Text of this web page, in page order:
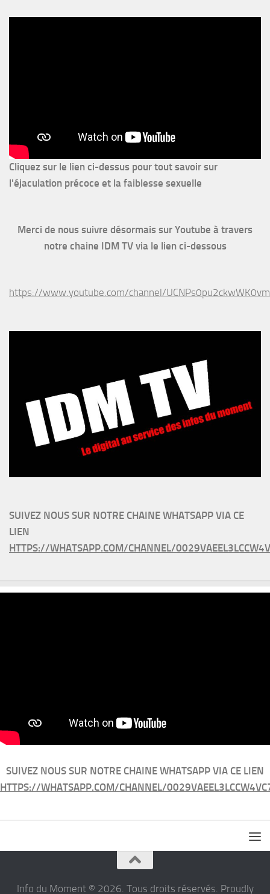
Cliquez sur le lien ci-dessus pour tout savoir sur
l'éjaculation précoce et la faiblesse sexuelle
Merci de nous suivre désormais sur Youtube à travers
notre chaine IDM TV via le lien ci-dessous
https://www.youtube.com/channel/
SUIVEZ NOUS SUR NOTRE CHAINE WHATSAPP VIA CE
LIEN
HTTPS://WHATSAPP.COM/CHANNEL/
SUIVEZ NOUS SUR NOTRE CHAINE WHATSAPP VIA CE LIEN
HTTPS://WHATSAPP.COM/CHANNEL/
Info du Moment © 2026. Tous droits réservés. Proudly